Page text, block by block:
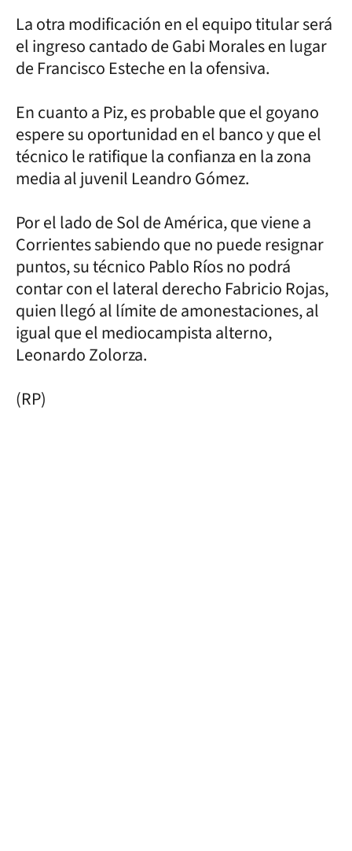
La otra modificación en el equipo titular será
el ingreso cantado de Gabi Morales en lugar
de Francisco Esteche en la ofensiva.
En cuanto a Piz, es probable que el goyano
espere su oportunidad en el banco y que el
técnico le ratifique la confianza en la zona
media al juvenil Leandro Gómez.
Por el lado de Sol de América, que viene a
Corrientes sabiendo que no puede resignar
puntos, su técnico Pablo Ríos no podrá
contar con el lateral derecho Fabricio Rojas,
quien llegó al límite de amonestaciones, al
igual que el mediocampista alterno,
Leonardo Zolorza.
(RP)